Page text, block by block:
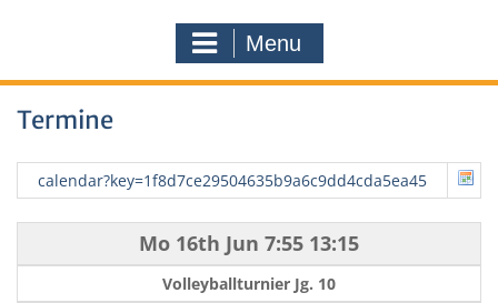
Menu
Termine
calendar?key=1f8d7ce29504635b9a6c9dd4cda5ea45
Mo 16th Jun 7:55 13:15
Volleyballturnier Jg. 10